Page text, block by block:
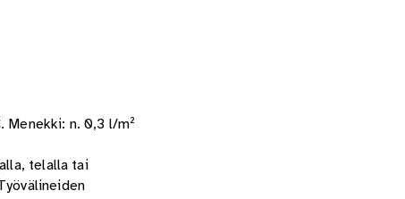
Menekki: n. 0,3 l/m²
telalla tai